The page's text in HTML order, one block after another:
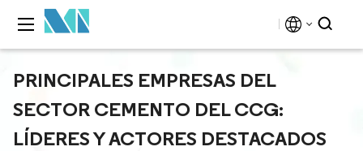
PRINCIPALES EMPRESAS DEL
SECTOR CEMENTO DEL CCG:
LÍDERES Y ACTORES DESTACADOS